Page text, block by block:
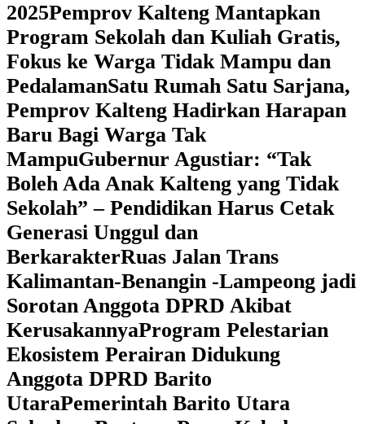
2025‎Pemprov Kalteng Mantapkan
Program Sekolah dan Kuliah Gratis,
Fokus ke Warga Tidak Mampu dan
Pedalaman‎Satu Rumah Satu Sarjana,
Pemprov Kalteng Hadirkan Harapan
Baru Bagi Warga Tak
Mampu‎Gubernur Agustiar: “Tak
Boleh Ada Anak Kalteng yang Tidak
Sekolah” – Pendidikan Harus Cetak
Generasi Unggul dan
BerkarakterRuas Jalan Trans
Kalimantan-Benangin -Lampeong jadi
Sorotan Anggota DPRD Akibat
KerusakannyaProgram Pelestarian
Ekosistem Perairan Didukung
Anggota DPRD Barito
UtaraPemerintah Barito Utara